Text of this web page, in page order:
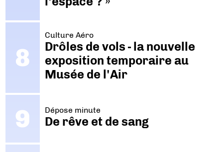
Culture Aéro
Drôles de vols - la nouvelle
exposition temporaire au
Musée de l'Air
Dépose minute
De rêve et de sang